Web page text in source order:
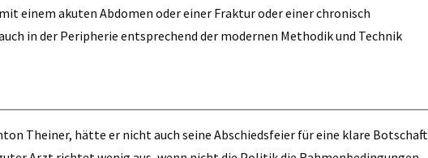
einem akuten Abdomen oder einer Fraktur oder einer chronisch
in der Peripherie entsprechend der modernen Methodik und Technik
Theiner, hätte er nicht auch seine Abschiedsfeier für eine klare Botschaft